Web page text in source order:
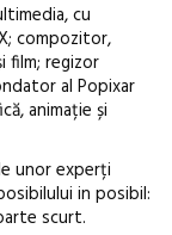
cu
compozitor,
regizor
al Popixar
animație și
unor experți
in posibil:
scurt.